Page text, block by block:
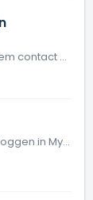
Als u het e-mailadres niet meer weet, neem contact op met de helpdesk.
Volg de onderstaande stappen om in te loggen in MyAgroVision. Gebruikt u de AgroVision Crops app? Bekijk hier hoe u inlogt. Gebruikt u de AgroVision C...